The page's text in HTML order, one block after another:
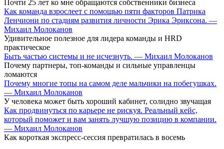
Почти 25 лет ко мне обращаются собственники бизнеса
Как команда взрослеет с помощью пяти факторов Патрика
Ленчиони по стадиям развития личности Эрика Эриксона. —
Михаил Молоканов
Удивительное полезное для лидера команды и HRD
практическое
Быть частью системы и не исчезнуть. — Михаил Молоканов
Почему партнеры, топ-команды и сильные управленцы
ломаются
Почему многие топы на самом деле мальчики на побегушках.
— Михаил Молоканов
У человека может быть хороший кабинет, солидно звучащая
Как продвинуться по карьере не рискуя. Реальный кейс,
который поможет и вам занять лучшую позицию в компании.
— Михаил Молоканов
Как короткая экспресс-сессия превратилась в восемь